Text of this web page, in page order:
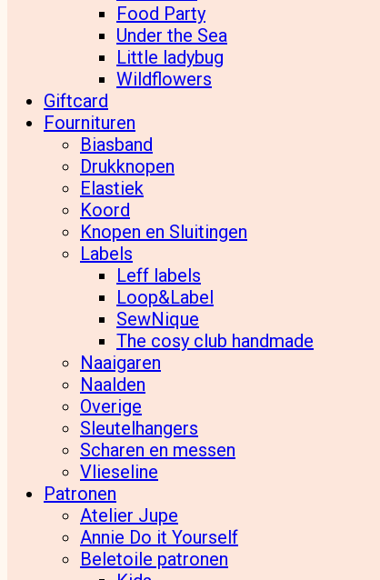
Food Party
Under the Sea
Little ladybug
Wildflowers
Giftcard
Fournituren
Biasband
Drukknopen
Elastiek
Koord
Knopen en Sluitingen
Labels
Leff labels
Loop&Label
SewNique
The cosy club handmade
Naaigaren
Naalden
Overige
Sleutelhangers
Scharen en messen
Vlieseline
Patronen
Atelier Jupe
Annie Do it Yourself
Beletoile patronen